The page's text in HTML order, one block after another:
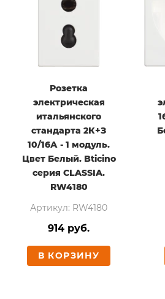
Розетка
электрическая
итальянского
стандарта 2К+З
10/16А - 1 модуль.
Цвет Белый. Bticino
серия CLASSIA.
RW4180
Артикул: RW4180
914 руб.
В КОРЗИНУ